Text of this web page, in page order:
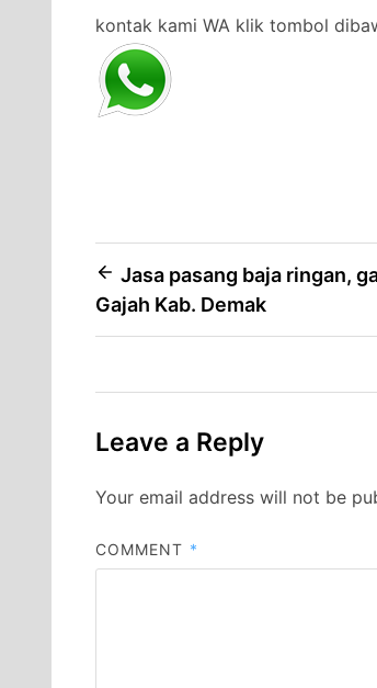
kontak kami WA klik tombol
Post
navigation
Jasa pasang baja ringan,
Gajah Kab. Demak
Leave a Reply
Your email address will not be
COMMENT *